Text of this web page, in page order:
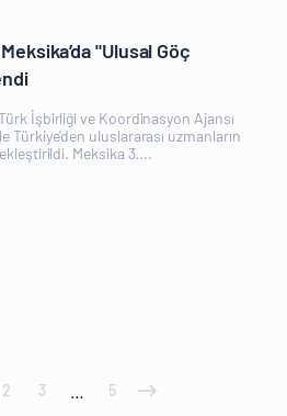
"Ulusal Göç
İşbirliği ve Koordinasyon Ajansı
Türkiye'den uluslararası uzmanların
Meksika 3....
2 3 5